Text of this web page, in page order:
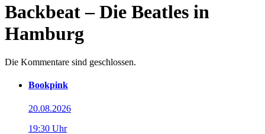
Backbeat – Die Beatles in
Hamburg
Die Kommentare sind geschlossen.
Bookpink
20.08.2026
19:30 Uhr